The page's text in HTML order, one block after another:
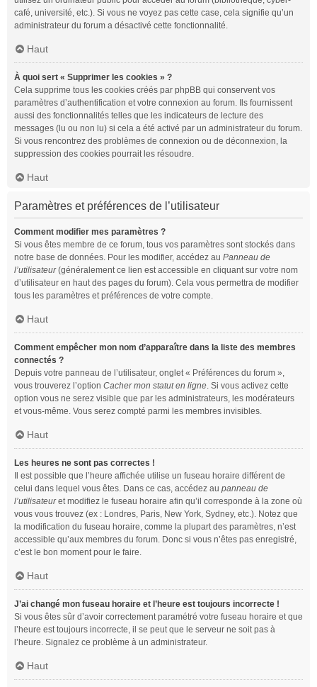
café, université, etc.). Si vous ne voyez pas cette case, cela signifie qu’un
administrateur du forum a désactivé cette fonctionnalité.
Haut
À quoi sert « Supprimer les cookies » ?
Cela supprime tous les cookies créés par phpBB qui conservent vos
paramètres d’authentification et votre connexion au forum. Ils fournissent
aussi des fonctionnalités telles que les indicateurs de lecture des
messages (lu ou non lu) si cela a été activé par un administrateur du forum.
Si vous rencontrez des problèmes de connexion ou de déconnexion, la
suppression des cookies pourrait les résoudre.
Haut
Paramètres et préférences de l’utilisateur
Comment modifier mes paramètres ?
Si vous êtes membre de ce forum, tous vos paramètres sont stockés dans
notre base de données. Pour les modifier, accédez au Panneau de
l’utilisateur(généralement ce lien est accessible en cliquant sur votre nom
d’utilisateur en haut des pages du forum). Cela vous permettra de modifier
tous les paramètres et préférences de votre compte.
Haut
Comment empêcher mon nom d’apparaître dans la liste des membres
connectés ?
Depuis votre panneau de l’utilisateur, onglet « Préférences du forum »,
vous trouverez l’option Cacher mon statut en ligne. Si vous activez cette
option vous ne serez visible que par les administrateurs, les modérateurs
et vous-même. Vous serez compté parmi les membres invisibles.
Haut
Les heures ne sont pas correctes !
Il est possible que l’heure affichée utilise un fuseau horaire différent de
celui dans lequel vous êtes. Dans ce cas, accédez au panneau de
l’utilisateuret modifiez le fuseau horaire afin qu’il corresponde à la zone où
vous vous trouvez (ex : Londres, Paris, New York, Sydney, etc.). Notez que
la modification du fuseau horaire, comme la plupart des paramètres, n’est
accessible qu’aux membres du forum. Donc si vous n’êtes pas enregistré,
c’est le bon moment pour le faire.
Haut
J’ai changé mon fuseau horaire et l’heure est toujours incorrecte !
Si vous êtes sûr d’avoir correctement paramétré votre fuseau horaire et que
l’heure est toujours incorrecte, il se peut que le serveur ne soit pas à
l’heure. Signalez ce problème à un administrateur.
Haut